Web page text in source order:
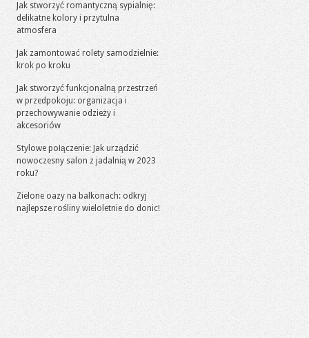
Jak stworzyć romantyczną sypialnię:
delikatne kolory i przytulna
atmosfera
Jak zamontować rolety samodzielnie:
krok po kroku
Jak stworzyć funkcjonalną przestrzeń
w przedpokoju: organizacja i
przechowywanie odzieży i
akcesoriów
Stylowe połączenie: Jak urządzić
nowoczesny salon z jadalnią w 2023
roku?
Zielone oazy na balkonach: odkryj
najlepsze rośliny wieloletnie do donic!